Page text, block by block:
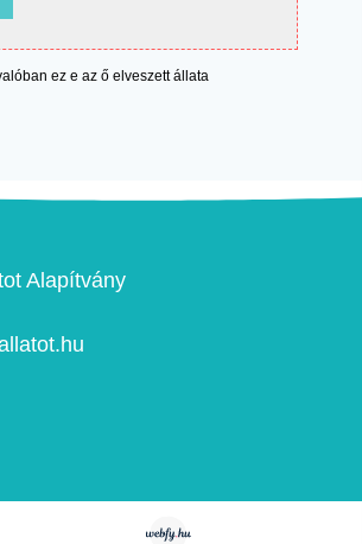
ez e az ő elveszett állata
Alapítvány